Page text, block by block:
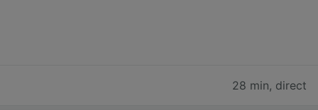
28 min, direct